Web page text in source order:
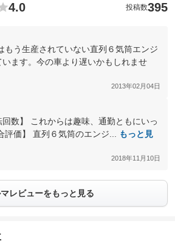
4.0 投稿数395
もう生産されていない直列６気筒エンジ
ます。今の車より遅いかもしれませ
2013年02月04日
回数】 これからは趣味、通勤ともにいっ
評価】 直列６気筒のエンジ...
もっと見
2018年11月10日
レビューをもっと見る